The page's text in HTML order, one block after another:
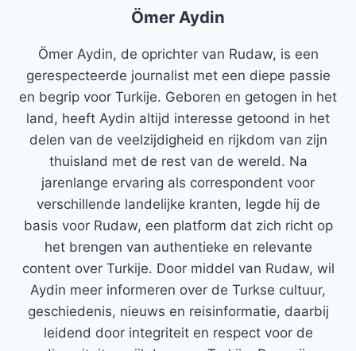
Ömer Aydin
Ömer Aydin, de oprichter van Rudaw, is een
gerespecteerde journalist met een diepe passie
en begrip voor Turkije. Geboren en getogen in het
land, heeft Aydin altijd interesse getoond in het
delen van de veelzijdigheid en rijkdom van zijn
thuisland met de rest van de wereld. Na
jarenlange ervaring als correspondent voor
verschillende landelijke kranten, legde hij de
basis voor Rudaw, een platform dat zich richt op
het brengen van authentieke en relevante
content over Turkije. Door middel van Rudaw, wil
Aydin meer informeren over de Turkse cultuur,
geschiedenis, nieuws en reisinformatie, daarbij
leidend door integriteit en respect voor de